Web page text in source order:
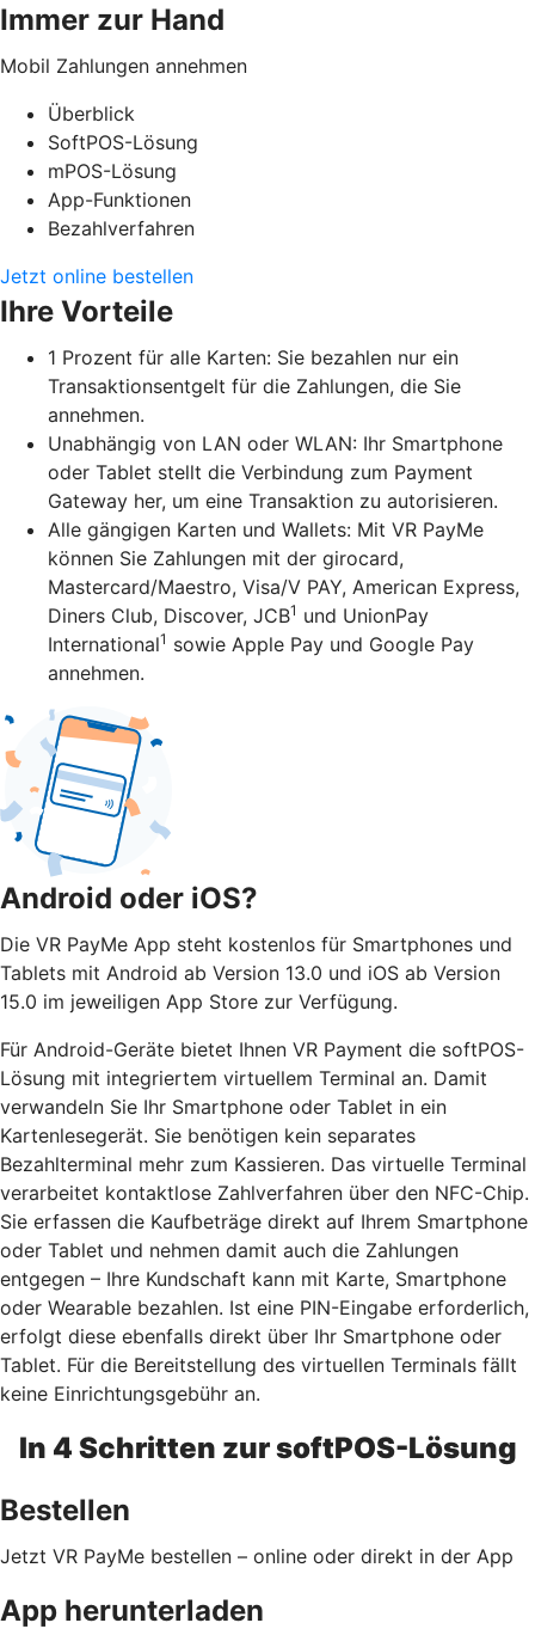
Immer zur Hand
Mobil Zahlungen annehmen
Überblick
SoftPOS-Lösung
mPOS-Lösung
App-Funktionen
Bezahlverfahren
Jetzt online bestellen
Ihre Vorteile
1 Prozent für alle Karten: Sie bezahlen nur ein
Transaktionsentgelt für die Zahlungen, die Sie
annehmen.
Unabhängig von LAN oder WLAN: Ihr Smartphone
oder Tablet stellt die Verbindung zum Payment
Gateway her, um eine Transaktion zu autorisieren.
Alle gängigen Karten und Wallets: Mit VR PayMe
können Sie Zahlungen mit der girocard,
Mastercard/Maestro, Visa/V PAY, American Express,
Diners Club, Discover, JCB1 und UnionPay
International1 sowie Apple Pay und Google Pay
annehmen.
Android oder iOS?
Die VR PayMe App steht kostenlos für Smartphones und
Tablets mit Android ab Version 13.0 und iOS ab Version
15.0 im jeweiligen App Store zur Verfügung.
Für Android-Geräte bietet Ihnen VR Payment die softPOS-
Lösung mit integriertem virtuellem Terminal an. Damit
verwandeln Sie Ihr Smartphone oder Tablet in ein
Kartenlesegerät. Sie benötigen kein separates
Bezahlterminal mehr zum Kassieren. Das virtuelle Terminal
verarbeitet kontaktlose Zahlverfahren über den NFC-Chip.
Sie erfassen die Kaufbeträge direkt auf Ihrem Smartphone
oder Tablet und nehmen damit auch die Zahlungen
entgegen – Ihre Kundschaft kann mit Karte, Smartphone
oder Wearable bezahlen. Ist eine PIN-Eingabe erforderlich,
erfolgt diese ebenfalls direkt über Ihr Smartphone oder
Tablet. Für die Bereitstellung des virtuellen Terminals fällt
keine Einrichtungsgebühr an.
In 4 Schritten zur softPOS-Lösung
Bestellen
Jetzt VR PayMe bestellen – online oder direkt in der App
App herunterladen